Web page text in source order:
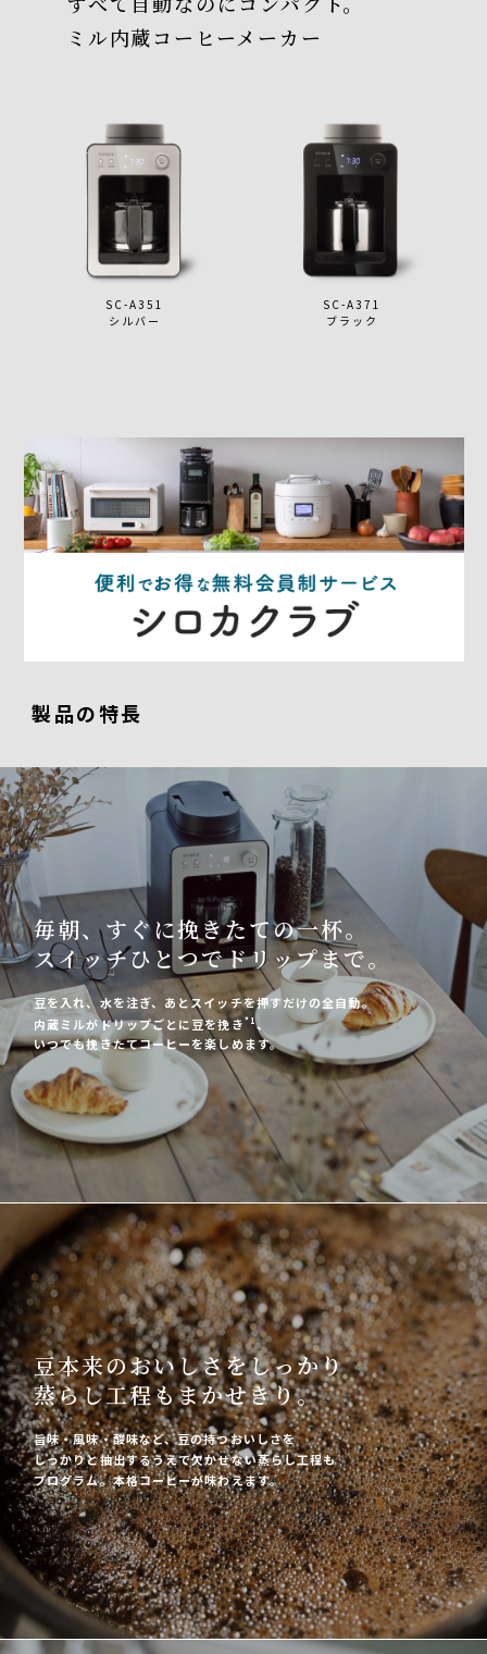
ミル内蔵コーヒーメーカー
SC-A351
シルバー
SC-A371
ブラック
製品の特長
毎朝、すぐに挽きたての一杯。
スイッチひとつでドリップまで。
豆を入れ、水を注ぎ、あとスイッチを押すだけの全自動。
内蔵ミルがドリップごとに豆を挽き*1、
いつでも挽きたてコーヒーを楽しめます。
豆本来のおいしさをしっかり
蒸らし工程もまかせきり。
旨味・風味・酸味など、豆の持つおいしさを
しっかりと抽出するうえで欠かせない蒸らし工程も
プログラム。本格コーヒーが味わえます。